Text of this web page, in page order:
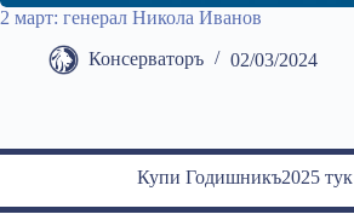
2 март: генерал Никола Иванов
Консерваторъ 02/03/2024
Купи Годишникъ2025 тук